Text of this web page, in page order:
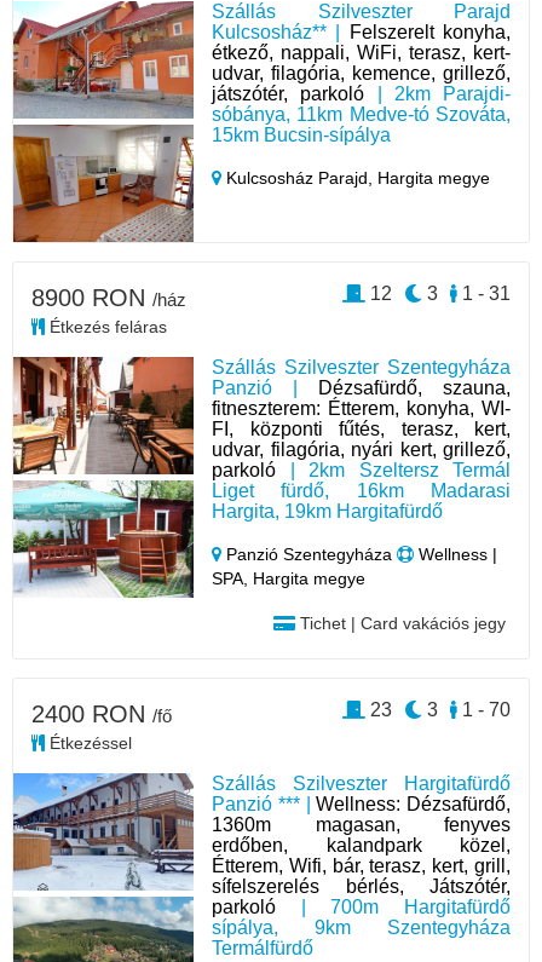
Szállás Szilveszter Parajd
Kulcsosház** |
Felszerelt konyha,
étkező, nappali, WiFi, terasz, kert-
udvar, filagória, kemence, grillező,
játszótér, parkoló | 2km Parajdi-
sóbánya, 11km Medve-tó Szováta,
15km Bucsin-sípálya
Kulcsosház Parajd, Hargita megye
Szállás Szilveszter Szentegyháza
Panzió |
Dézsafürdő, szauna,
fitneszterem: Étterem, konyha, WI-
FI, központi fűtés, terasz, kert,
udvar, filagória, nyári kert, grillező,
parkoló | 2km Szeltersz Termál
Liget fürdő, 16km Madarasi
Hargita, 19km Hargitafürdő
Panzió Szentegyháza
Wellness |
SPA, Hargita megye
Tichet | Card vakációs jegy
8900 RON /ház
Étkezés feláras
1 - 31
3
12
Szállás Szilveszter Hargitafürdő
Panzió *** |Wellness: Dézsafürdő,
1360m magasan, fenyves
erdőben, kalandpark közel,
Étterem, Wifi, bár, terasz, kert, grill,
sífelszerelés bérlés, Játszótér,
parkoló | 700m Hargitafürdő
sípálya, 9km Szentegyháza
Termálfürdő
2400 RON /fő
Étkezéssel
1 - 70
3
23